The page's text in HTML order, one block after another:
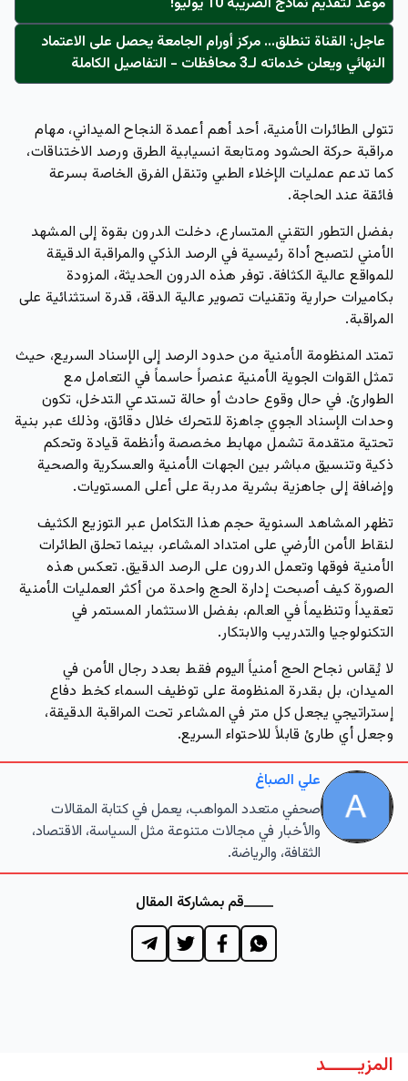
عاجل: القناة تنطلق... مركز أورام الجامعة يحصل على الاعتماد
النهائي ويعلن خدماته لـ3 محافظات - التفاصيل الكاملة
تتولى الطائرات الأمنية، أحد أهم أعمدة النجاح الميداني، مهام
مراقبة حركة الحشود ومتابعة انسيابية الطرق ورصد الاختناقات،
كما تدعم عمليات الإخلاء الطبي وتنقل الفرق الخاصة بسرعة
فائقة عند الحاجة.
بفضل التطور التقني المتسارع، دخلت الدرون بقوة إلى المشهد
الأمني لتصبح أداة رئيسية في الرصد الذكي والمراقبة الدقيقة
للمواقع عالية الكثافة. توفر هذه الدرون الحديثة، المزودة
بكاميرات حرارية وتقنيات تصوير عالية الدقة، قدرة استثنائية على
المراقبة.
تمتد المنظومة الأمنية من حدود الرصد إلى الإسناد السريع، حيث
تمثل القوات الجوية الأمنية عنصراً حاسماً في التعامل مع
الطوارئ. في حال وقوع حادث أو حالة تستدعي التدخل، تكون
وحدات الإسناد الجوي جاهزة للتحرك خلال دقائق، وذلك عبر بنية
تحتية متقدمة تشمل مهابط مخصصة وأنظمة قيادة وتحكم
ذكية وتنسيق مباشر بين الجهات الأمنية والعسكرية والصحية
وإضافة إلى جاهزية بشرية مدربة على أعلى المستويات.
تظهر المشاهد السنوية حجم هذا التكامل عبر التوزيع الكثيف
لنقاط الأمن الأرضي على امتداد المشاعر، بينما تحلق الطائرات
الأمنية فوقها وتعمل الدرون على الرصد الدقيق. تعكس هذه
الصورة كيف أصبحت إدارة الحج واحدة من أكثر العمليات الأمنية
تعقيداً وتنظيماً في العالم، بفضل الاستثمار المستمر في
التكنولوجيا والتدريب والابتكار.
لا يُقاس نجاح الحج أمنياً اليوم فقط بعدد رجال الأمن في
الميدان، بل بقدرة المنظومة على توظيف السماء كخط دفاع
إستراتيجي يجعل كل متر في المشاعر تحت المراقبة الدقيقة،
وجعل أي طارئ قابلاً للاحتواء السريع.
علي الصباغ
صحفي متعدد المواهب، يعمل في كتابة المقالات
والأخبار في مجالات متنوعة مثل السياسة، الاقتصاد،
الثقافة، والرياضة.
قم بمشاركة المقال
المزيــــــد